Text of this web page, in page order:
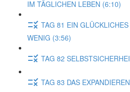
IM TÄGLICHEN LEBEN (6:10)
TAG 81 EIN
WENIG (3:56)
TAG 82
TAG 83 DAS